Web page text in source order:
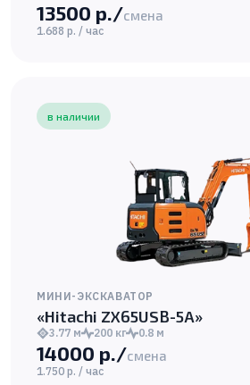
13500 р./смена
1.688 р. / час
в наличии
МИНИ-ЭКСКАВАТОР
«Hitachi ZX65USB-5A»
3.77 м 200 кг 0.8 м
14000 р./смена
1.750 р. / час